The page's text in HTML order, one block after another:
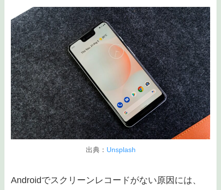
出典： Unsplash
Androidでスクリーンレコードがない原因には、